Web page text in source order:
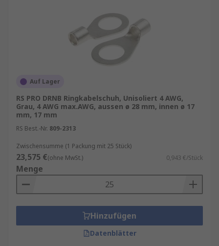
Auf Lager
RS PRO DRNB Ringkabelschuh, Unisoliert 4 AWG,
Grau, 4 AWG max.AWG, aussen ø 28 mm, innen ø 17
mm, 17 mm
RS Best.-Nr. 809-2313
Zwischensumme (1 Packung mit 25 Stück)
23,575 €(ohne MwSt.) 0,943 €/Stück
Menge
Hinzufügen
Datenblätter